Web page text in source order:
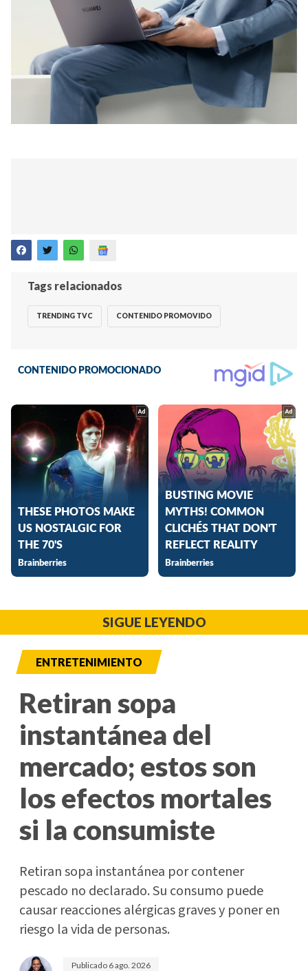
Tags relacionados
TRENDING TVC CONTENIDO PROMOVIDO
SIGUE LEYENDO
ENTRETENIMIENTO
Retiran sopa
instantánea del
mercado; estos son
los efectos mortales
si la consumiste
Retiran sopa instantánea por contener
pescado no declarado. Su consumo puede
causar reacciones alérgicas graves y poner en
riesgo la vida de personas.
Publicado 6 ago. 2026